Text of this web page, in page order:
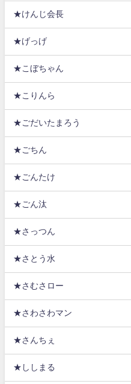
★けんじ会長
★げっげ
★こぼちゃん
★こりんら
★ごだいたまろう
★ごちん
★ごんたけ
★ごん汰
★さっつん
★さとう水
★さむさロー
★さわさわマン
★さんちぇ
★ししまる